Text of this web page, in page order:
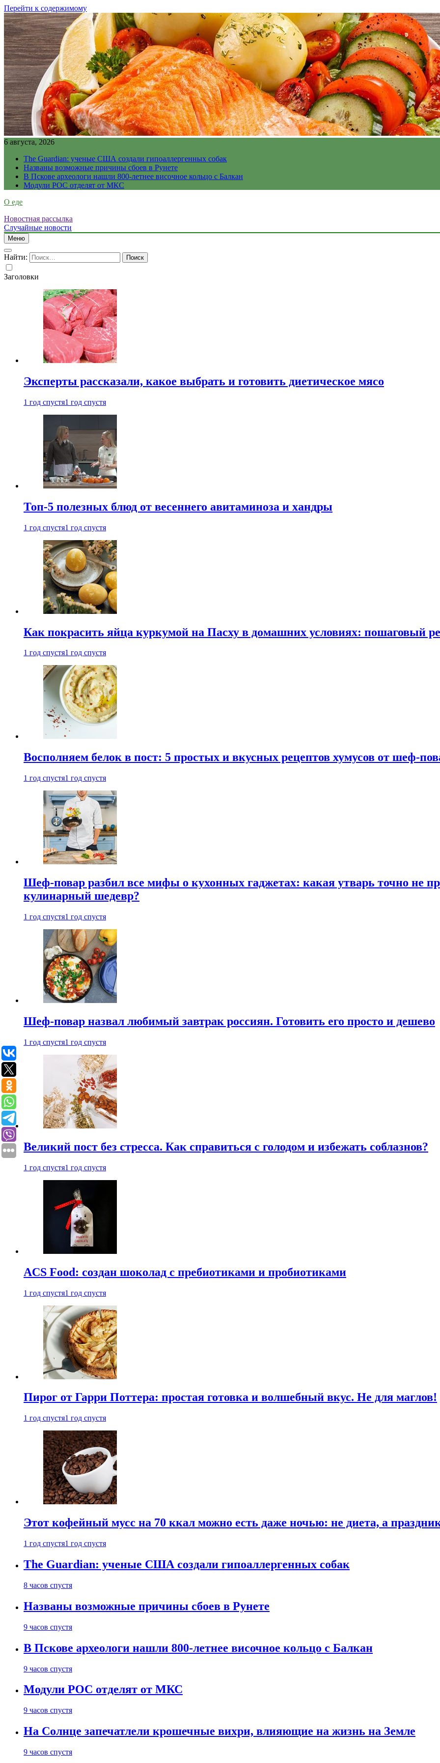
Перейти к содержимому
6 августа, 2026
The Guardian: ученые США создали гипоаллергенных собак
Названы возможные причины сбоев в Рунете
В Пскове археологи нашли 800-летнее височное кольцо с Балкан
Модули РОС отделят от МКС
О еде
Новостная рассылка
Случайные новости
Меню
Найти:
Заголовки
Эксперты рассказали, какое выбрать и готовить диетическое мясо
1 год спустя1 год спустя
Топ-5 полезных блюд от весеннего авитаминоза и хандры
1 год спустя1 год спустя
Как покрасить яйца куркумой на Пасху в домашних условиях: пошаговый
1 год спустя1 год спустя
Восполняем белок в пост: 5 простых и вкусных рецептов хумусов от шеф-
1 год спустя1 год спустя
Шеф-повар разбил все мифы о кухонных гаджетах: какая утварь точно не
кулинарный шедевр?
1 год спустя1 год спустя
Шеф-повар назвал любимый завтрак россиян. Готовить его просто и дешево
1 год спустя1 год спустя
Великий пост без стресса. Как справиться с голодом и избежать соблазнов?
1 год спустя1 год спустя
ACS Food: создан шоколад с пребиотиками и пробиотиками
1 год спустя1 год спустя
Пирог от Гарри Поттера: простая готовка и волшебный вкус. Не для маглов!
1 год спустя1 год спустя
Этот кофейный мусс на 70 ккал можно есть даже ночью: не диета, а
1 год спустя1 год спустя
The Guardian: ученые США создали гипоаллергенных собак
8 часов спустя
Названы возможные причины сбоев в Рунете
9 часов спустя
В Пскове археологи нашли 800-летнее височное кольцо с Балкан
9 часов спустя
Модули РОС отделят от МКС
9 часов спустя
На Солнце запечатлели крошечные вихри, влияющие на жизнь на Земле
9 часов спустя